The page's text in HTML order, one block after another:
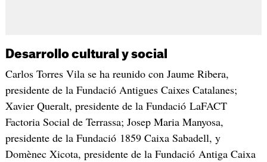
Desarrollo cultural y social
Carlos Torres Vila se ha reunido con Jaume Ribera,
presidente de la Fundació Antigues Caixes Catalanes;
Xavier Queralt, presidente de la Fundació LaFACT
Factoria Social de Terrassa; Josep Maria Manyosa,
presidente de la Fundació 1859 Caixa Sabadell, y
Domènec Xicota, presidente de la Fundació Antiga Caixa